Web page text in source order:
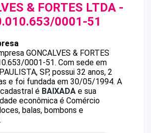
& FORTES LTDA -
0001-51
GONCALVES & FORTES
0001-51. Com sede em
SP, possui 32 anos, 2
e foi fundada em 30/05/1994. A
é BAIXADA e sua
econômica é Comércio
balas, bombons e